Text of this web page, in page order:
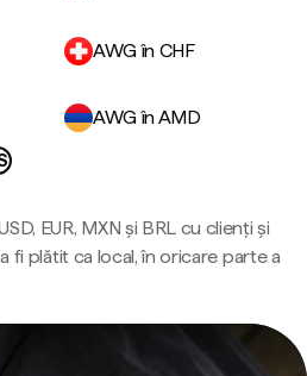
AWG în CHF
AWG în AMD
EUR, MXN și BRL cu clienți și
fi plătit ca local, în oricare parte a